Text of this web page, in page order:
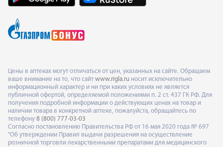
Цены в аптеках могут отличаться от цен, указанных на сайте. Обращаем
ваше внимание на то, что сайт www.rigla.ru носит исключительно
информационный характер и ни при каких условиях не является
публичной офертой, определяемой положениями п. 2 ст. 437 ГК РФ. Для
получения подробной информации о действующих ценах на товар и
наличии товара в конкретной аптеке, пожалуйста, обращайтесь по
телефону 8 (800) 777-03-03
Согласно постановлению Правительства РФ от 16 мая 2020 года № 697
"Об утверждении Правил выдачи разрешения на осуществление
розничной торговли лекарственными препаратами для медицинского